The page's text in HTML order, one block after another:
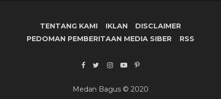
TENTANG KAMI IKLAN
DISCLAIMER
PEDOMAN PEMBERITAAN MEDIA SIBER
RSS
Medan Bagus © 2020